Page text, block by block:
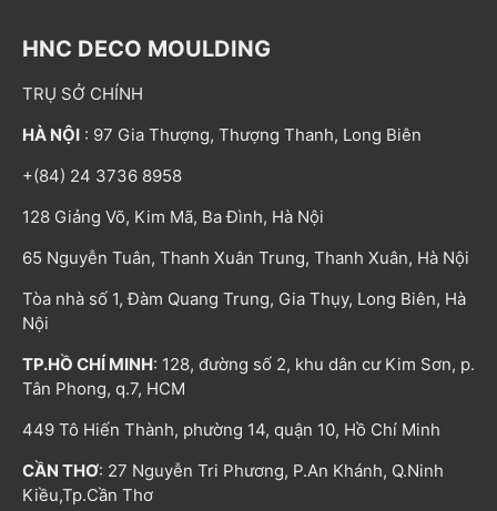
HNC DECO MOULDING
TRỤ SỞ CHÍNH
HÀ NỘI : 97 Gia Thượng, Thượng Thanh, Long Biên
+(84) 24 3736 8958
128 Giảng Võ, Kim Mã, Ba Đình, Hà Nội
65 Nguyễn Tuân, Thanh Xuân Trung, Thanh Xuân, Hà Nội
Tòa nhà số 1, Đàm Quang Trung, Gia Thụy, Long Biên, Hà
Nội
TP.HỒ CHÍ MINH: 128, đường số 2, khu dân cư Kim Sơn, p.
Tân Phong, q.7, HCM
449 Tô Hiến Thành, phường 14, quận 10, Hồ Chí Minh
CẦN THƠ: 27 Nguyễn Tri Phương, P.An Khánh, Q.Ninh
Kiều,Tp.Cần Thơ